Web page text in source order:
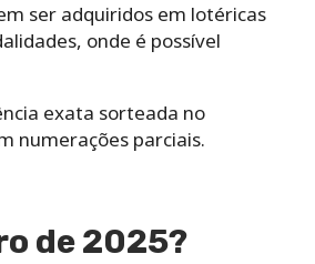
ser adquiridos em lotéricas
onde é possível
exata sorteada no
numerações parciais.
de 2025?